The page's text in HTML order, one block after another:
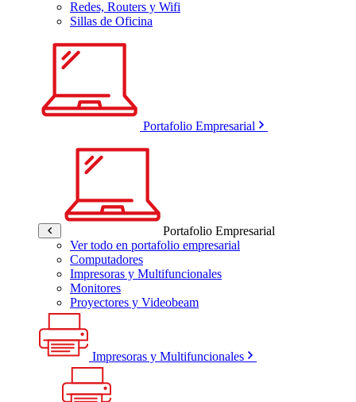
Redes, Routers y Wifi
Sillas de Oficina
Portafolio Empresarial
Portafolio Empresarial
Ver todo en portafolio empresarial
Computadores
Impresoras y Multifuncionales
Monitores
Proyectores y Videobeam
Impresoras y Multifuncionales